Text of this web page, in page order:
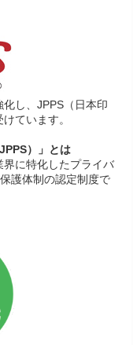
し、JPPS（日本印
ています。
）」とは
に特化したプライバ
護体制の認定制度で